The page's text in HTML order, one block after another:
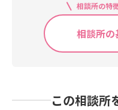
相談所の特
相談所の
この相談所